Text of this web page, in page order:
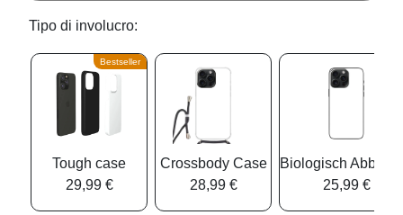
Tipo di involucro:
Bestseller
Tough case
29,99 €
Crossbody Case
28,99 €
Biologisch
25,99 €